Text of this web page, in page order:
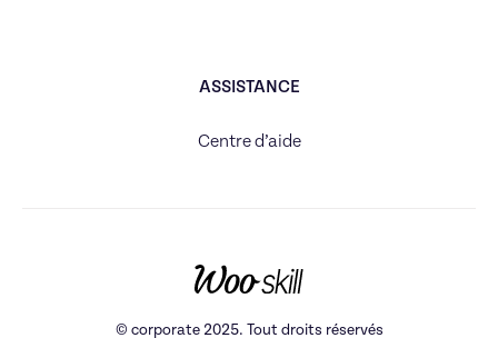
ASSISTANCE
Centre d’aide
© corporate 2025. Tout droits réservés